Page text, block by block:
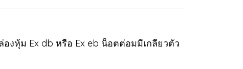
งหุ้ม Ex db หรือ Ex eb น็อตต่อมมีเกลียวตัว